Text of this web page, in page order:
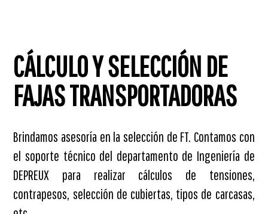
CÁLCULO Y SELECCIÓN DE
FAJAS TRANSPORTADORAS
Brindamos asesoría en la selección de FT. Contamos con
el soporte técnico del departamento de Ingeniería de
DEPREUX para realizar cálculos de tensiones,
contrapesos, selección de cubiertas, tipos de carcasas,